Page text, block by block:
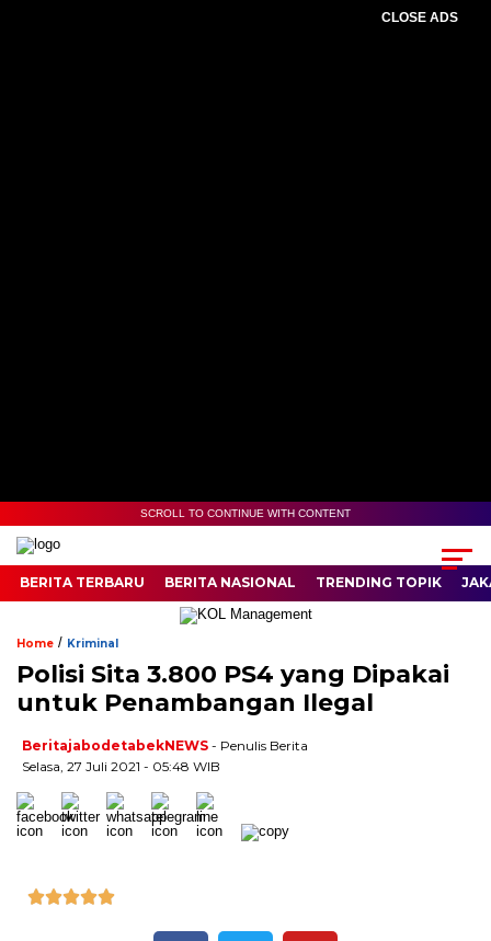
CLOSE ADS
SCROLL TO CONTINUE WITH CONTENT
BERITA TERBARU BERITA NASIONAL TRENDING TOPIK
Home / Kriminal
Polisi Sita 3.800 PS4 yang Dipakai
untuk Penambangan Ilegal
BeritajabodetabekNEWS - Penulis Berita
Selasa, 27 Juli 2021 - 05:48 WIB
